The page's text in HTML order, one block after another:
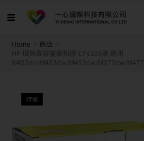
Home
商店
HP 環保高容量碳粉匣 CF410X黑 適用
M452dn/M452dw/M452nw/M377dw/
特價